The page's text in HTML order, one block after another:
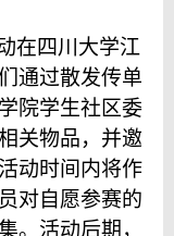
在四川大学江
通过散发传单
院学生社区委
关物品，并邀
动时间内将作
对自愿参赛的
。活动后期，